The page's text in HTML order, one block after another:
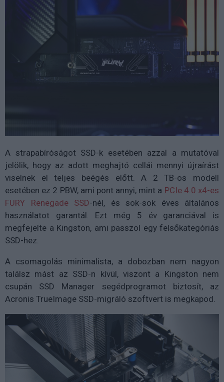
A strapabíróságot SSD-k esetében azzal a mutatóval
jelölik, hogy az adott meghajtó cellái mennyi újraírást
viselnek el teljes beégés előtt. A 2 TB-os modell
esetében ez 2 PBW, ami pont annyi, mint a PCIe 4.0 x4-es
FURY Renegade SSD-nél, és sok-sok éves általános
használatot garantál. Ezt még 5 év garanciával is
megfejelte a Kingston, ami passzol egy felsőkategóriás
SSD-hez.
A csomagolás minimalista, a dobozban nem nagyon
találsz mást az SSD-n kívül, viszont a Kingston nem
csupán SSD Manager segédprogramot biztosít, az
Acronis TrueImage SSD-migráló szoftvert is megkapod.